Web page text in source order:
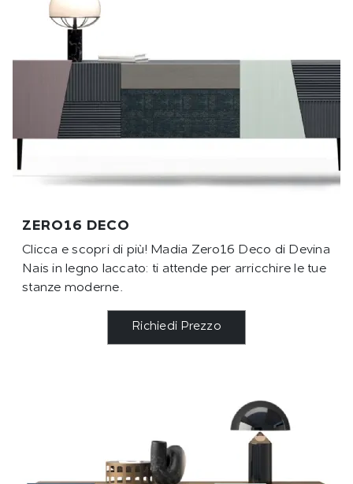
ZERO16 DECO
Clicca e scopri di più! Madia Zero16 Deco di Devina
Nais in legno laccato: ti attende per arricchire le tue
stanze moderne.
Richiedi Prezzo